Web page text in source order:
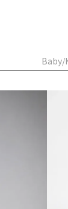
Baby/